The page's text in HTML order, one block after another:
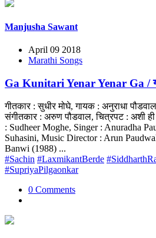
Manjusha Sawant
April 09 2018
Marathi Songs
Ga Kunitari Yenar Yenar Ga / गं
गीतकार : सुधीर मोघे, गायक : अनुराधा
संगीतकार : अरुण पौडवाल, चित्रपट : अशी
: Sudheer Moghe, Singer : Anuradha
Suhasini, Music Director : Arun
Banwi (1988) ...
#Sachin #LaxmikantBerde
#SupriyaPilgaonkar
0 Comments